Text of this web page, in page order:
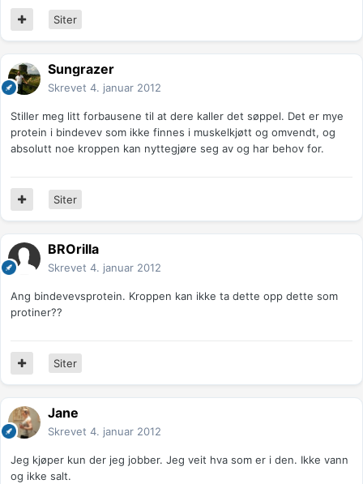
Siter
Sungrazer
Skrevet 4. januar 2012
Stiller meg litt forbausene til at dere kaller det søppel. Det er mye
protein i bindevev som ikke finnes i muskelkjøtt og omvendt, og
absolutt noe kroppen kan nyttegjøre seg av og har behov for.
Siter
BROrilla
Skrevet 4. januar 2012
Ang bindevevsprotein. Kroppen kan ikke ta dette opp dette som
protiner??
Siter
Jane
Skrevet 4. januar 2012
Jeg kjøper kun der jeg jobber. Jeg veit hva som er i den. Ikke vann
og ikke salt.